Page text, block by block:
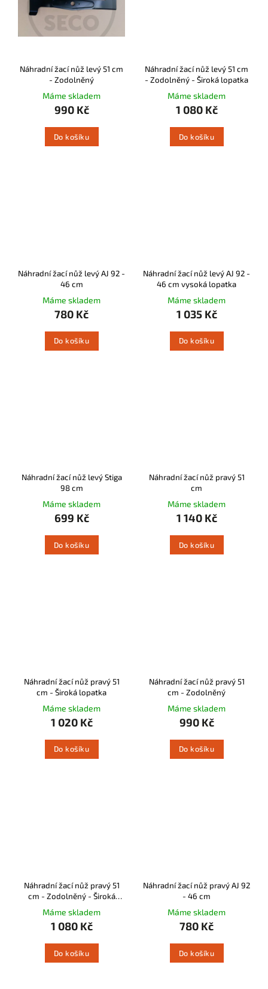
Náhradní žací nůž levý 51 cm
- Zodolněný
Máme skladem
990 Kč
Do košíku
Náhradní žací nůž levý 51 cm
- Zodolněný - Široká lopatka
Máme skladem
1 080 Kč
Do košíku
Náhradní žací nůž levý AJ 92 -
46 cm
Máme skladem
780 Kč
Do košíku
Náhradní žací nůž levý AJ 92 -
46 cm vysoká lopatka
Máme skladem
1 035 Kč
Do košíku
Náhradní žací nůž levý Stiga
98 cm
Máme skladem
699 Kč
Do košíku
Náhradní žací nůž pravý 51
cm
Máme skladem
1 140 Kč
Do košíku
Náhradní žací nůž pravý 51
cm - Široká lopatka
Máme skladem
1 020 Kč
Do košíku
Náhradní žací nůž pravý 51
cm - Zodolněný
Máme skladem
990 Kč
Do košíku
Náhradní žací nůž pravý 51
cm - Zodolněný - Široká
lopatka
Máme skladem
1 080 Kč
Do košíku
Náhradní žací nůž pravý AJ 92
- 46 cm
Máme skladem
780 Kč
Do košíku